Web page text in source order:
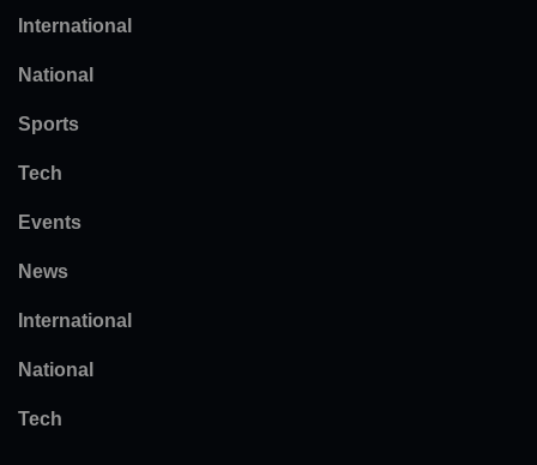
International
National
Sports
Tech
Events
News
International
National
Tech